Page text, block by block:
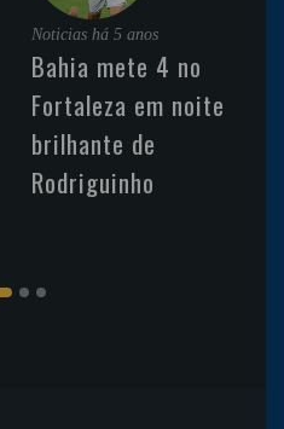
Noticias há 5 anos
Bahia mete 4 no
Fortaleza em noite
brilhante de
Rodriguinho